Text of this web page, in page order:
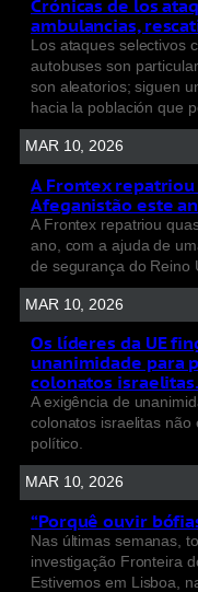
Crónicas de los
ambulancias,
Los ataques selectivos
autobuses son
son aleatorios; siguen
hacia la población que
MAR 10, 2026
A Frontex repatriou
Afeganistão este
A Frontex repatriou
ano, com a ajuda de
de segurança do Reino
MAR 10, 2026
Os líderes da UE
unanimidade para
colonatos
A exigência de
colonatos israelitas não
político.
MAR 10, 2026
“Porquê ouvir
Nas últimas semanas,
investigação Fronteira
Estivemos em Lisboa,